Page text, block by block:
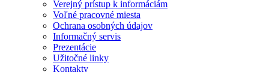
Verejný prístup k informáciám
Voľné pracovné miesta
Ochrana osobných údajov
Informačný servis
Prezentácie
Užitočné linky
Kontakty